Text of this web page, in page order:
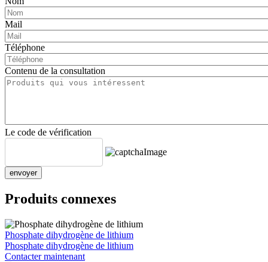
Mail
Téléphone
Contenu de la consultation
Le code de vérification
envoyer
Produits connexes
Phosphate dihydrogène de lithium
Phosphate dihydrogène de lithium
Contacter maintenant